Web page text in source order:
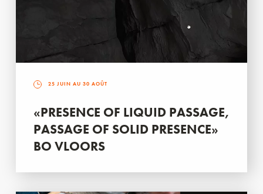
25 JUIN AU 30 AOÛT
«PRESENCE OF LIQUID PASSAGE,
PASSAGE OF SOLID PRESENCE»
BO VLOORS